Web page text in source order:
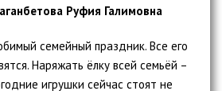
Руфия Галимовна
семейный праздник. Все его
Наряжать ёлку всей семьёй –
игрушки сейчас стоят не